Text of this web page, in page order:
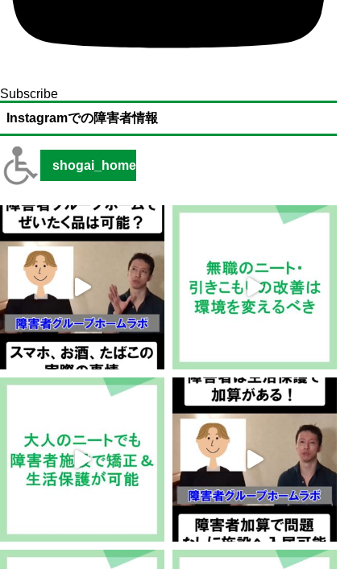
Subscribe
Instagramでの障害者情報
shogai_home